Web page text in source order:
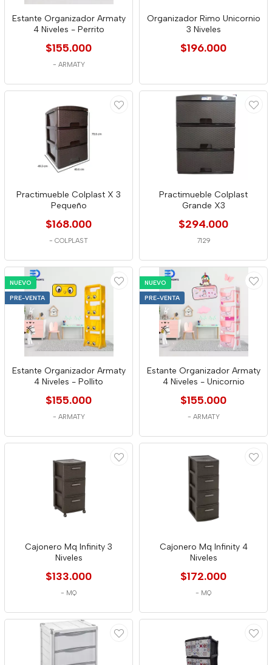
Estante Organizador Armaty
4 Niveles - Perrito
$155.000
- ARMATY
Organizador Rimo Unicornio
3 Niveles
$196.000
Practimueble Colplast X 3
Pequeño
$168.000
- COLPLAST
Practimueble Colplast
Grande X3
$294.000
7129
NUEVO
PRE-VENTA
Estante Organizador Armaty
4 Niveles - Pollito
$155.000
- ARMATY
NUEVO
PRE-VENTA
Estante Organizador Armaty
4 Niveles - Unicornio
$155.000
- ARMATY
Cajonero Mq Infinity 3
Niveles
$133.000
- MQ
Cajonero Mq Infinity 4
Niveles
$172.000
- MQ